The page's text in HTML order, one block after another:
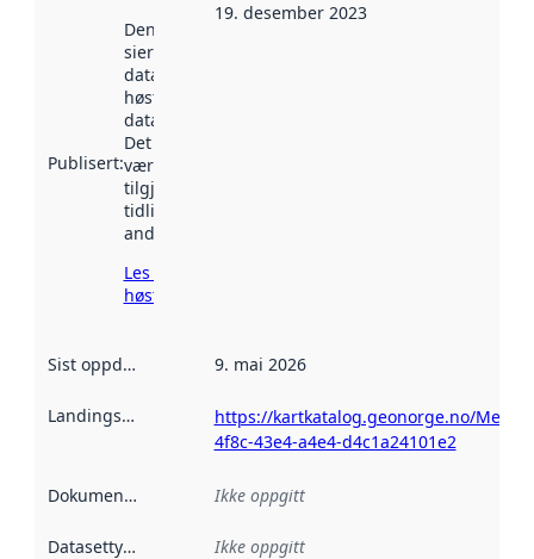
Publisert:
Denne datoen
sier når
datasettet ble
høstet av
data.norge.no.
Det kan ha
vært
tilgjengelig
tidligere
andre steder.
Les mer om
høsting her
19. desember 2023
Sist oppdatert 9. mai 2026
Landingsside
https://kartkatalog.geonorge.no/
4f8c-43e4-a4e4-d4c1a24101e2
Dokumentasjon Ikke oppgitt
Datasettype Ikke oppgitt